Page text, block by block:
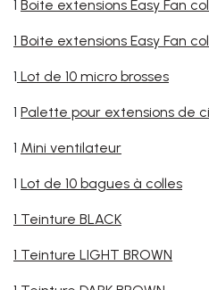
1 Boite extensions Easy Fan
1 Boite extensions Easy Fan
1 Lot de 10 micro brosses
1 Palette pour extensions de
1 Mini ventilateur
1 Lot de 10 bagues à colles
1 Teinture BLACK
1 Teinture LIGHT BROWN